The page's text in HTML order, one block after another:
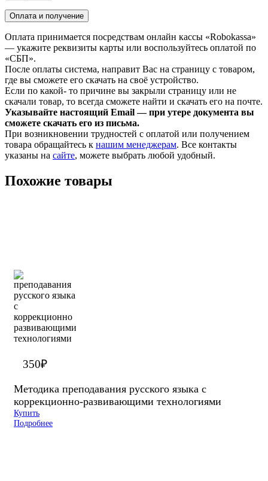
Оплата и получение
Оплата принимается посредствам онлайн кассы «Robokassa»
— укажите реквизиты карты или воспользуйтесь оплатой по
«СБП».
После оплаты система, направит Вас на страницу с товаром,
где вы сможете его скачать на своё устройство.
Если по какой- то причине вы закрыли страницу или не
скачали товар, то всегда сможете найти и скачать его на почте.
Указывайте настоящий Email — при утере документа вы
сможете скачать его из письма.
При возникновении трудностей с оплатой или получением
товара обращайтесь к нашим менеджерам. Все контакты
указаны на сайте, можете выбрать любой удобный.
Похожие товары
350₽
Методика преподавания русского языка с
коррекционно-развивающими технологиями
Купить
Подробнее